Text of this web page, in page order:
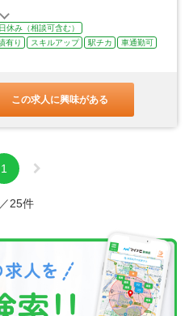
休み（相談可含む）
有り スキルアップ 駅チカ
車通勤可
この求人に興味がある
1
25件